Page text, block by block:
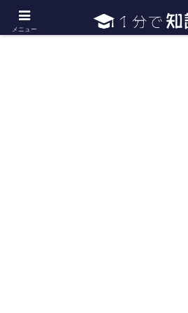
日常で必要な常識・知識や雑学・
メニュー